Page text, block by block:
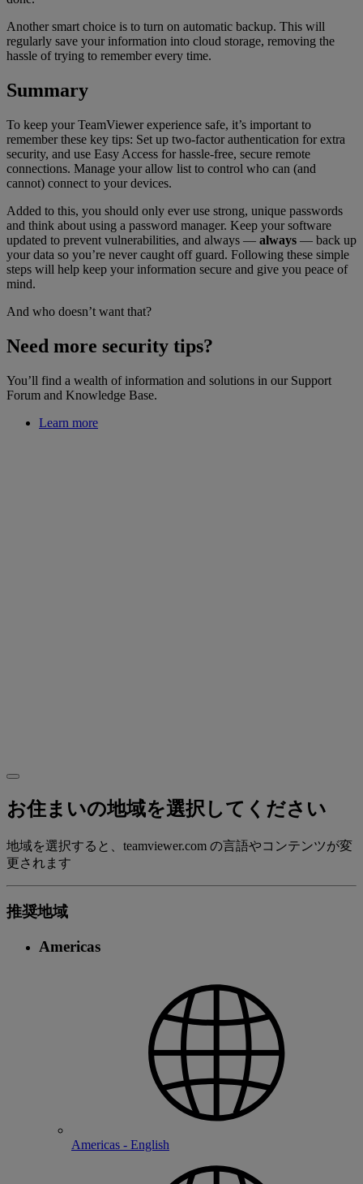
Another smart choice is to turn on automatic backup. This will
regularly save your information into cloud storage, removing the
hassle of trying to remember every time.
Summary
To keep your TeamViewer experience safe, it’s important to
remember these key tips: Set up two-factor authentication for extra
security, and use Easy Access for hassle-free, secure remote
connections. Manage your allow list to control who can (and
cannot) connect to your devices.
Added to this, you should only ever use strong, unique passwords
and think about using a password manager. Keep your software
updated to prevent vulnerabilities, and always — always — back up
your data so you’re never caught off guard. Following these simple
steps will help keep your information secure and give you peace of
mind.
And who doesn’t want that?
Need more security tips?
You’ll find a wealth of information and solutions in our Support
Forum and Knowledge Base.
Learn more
お住まいの地域を選択してください
地域を選択すると、teamviewer.com の言語やコンテンツが変
更されます
推奨地域
Americas
Americas - English